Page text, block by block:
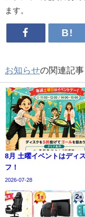
ます。
お知らせの関連記事
8月 土曜イベントはディ
フ！
2026-07-28